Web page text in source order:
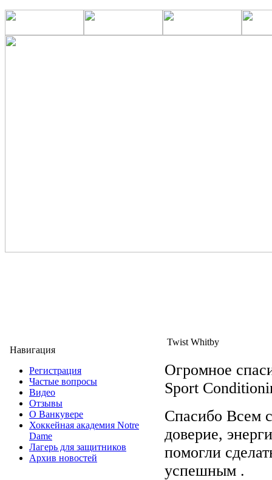
Навигация
Регистрация
Частые вопросы
Видео
Отзывы
О Ванкувере
Хоккейная академия Notre
Dame
Лагерь для защитников
Архив новостей
Twist Whitby
Огромное
Sport
Спасибо Всем
доверие,
помогли
успешным .